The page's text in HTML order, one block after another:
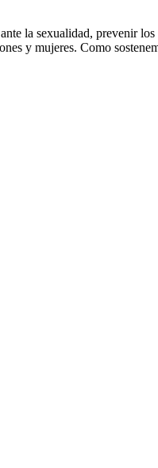
la se­xua­li­dad, pre­ve­nir
y mu­je­res. Como